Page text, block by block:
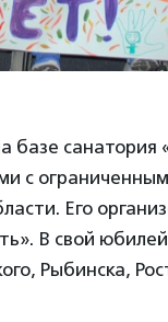
базе
с
Его
В свой
Рыбинска,